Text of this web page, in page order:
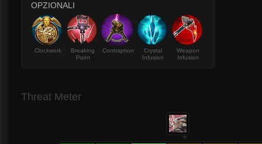
OPZIONALI
Clockwork
Breaking
Point
Contraption
Crystal
Infusion
Weapon
Infusion
Threat Meter